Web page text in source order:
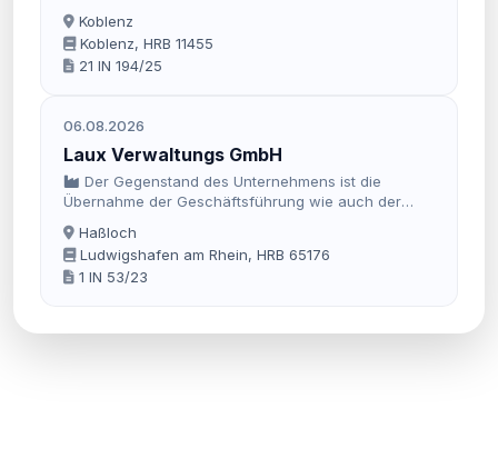
Koblenz
Koblenz, HRB 11455
21 IN 194/25
06.08.2026
Laux Verwaltungs GmbH
Der Gegenstand des Unternehmens ist die
Übernahme der Geschäftsführung wie auch der
Vertretung von Personengesellschaften,
insbesondere der Sebastian Laux Kälte-Klima GmbH
& Co. KG, sowie die Einbringung von administrativen,
kaufmännischen oder technischen Dienstleistungen
Haßloch
Ludwigshafen am Rhein, HRB 65176
1 IN 53/23